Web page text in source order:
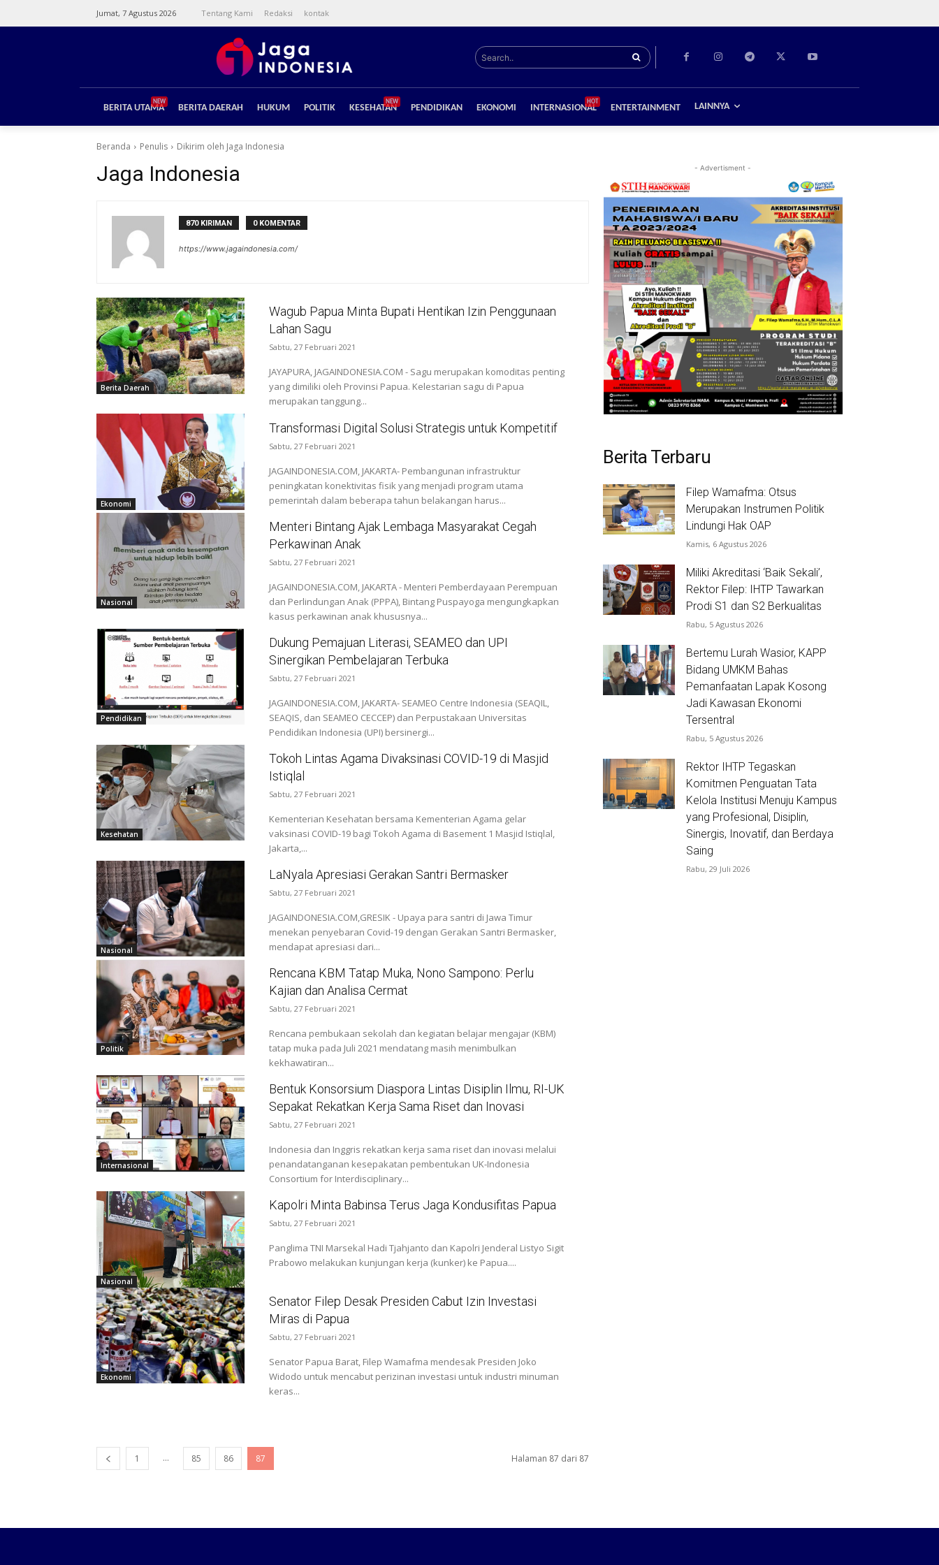
Jumat, 7 Agustus 2026 Tentang Kami Redaksi kontak
Search..
BERITA UTAMA
NEW
BERITA DAERAH HUKUM POLITIK KESEHATAN
NEW
PENDIDIKAN EKONOMI INTERNASIONAL
HOT
ENTERTAINMENT LAINNYA
Beranda Penulis Dikirim oleh Jaga Indonesia
Jaga Indonesia
870 KIRIMAN 0 KOMENTAR
https://www.jagaindonesia.com/
Berita Daerah
Wagub Papua Minta Bupati Hentikan Izin Penggunaan
Lahan Sagu
Sabtu, 27 Februari 2021
JAYAPURA, JAGAINDONESIA.COM - Sagu merupakan komoditas penting
yang dimiliki oleh Provinsi Papua. Kelestarian sagu di Papua
merupakan tanggung...
Ekonomi
Transformasi Digital Solusi Strategis untuk Kompetitif
Sabtu, 27 Februari 2021
JAGAINDONESIA.COM, JAKARTA- Pembangunan infrastruktur
peningkatan konektivitas fisik yang menjadi program utama
pemerintah dalam beberapa tahun belakangan harus...
Nasional
Menteri Bintang Ajak Lembaga Masyarakat Cegah
Perkawinan Anak
Sabtu, 27 Februari 2021
JAGAINDONESIA.COM, JAKARTA - Menteri Pemberdayaan Perempuan
dan Perlindungan Anak (PPPA), Bintang Puspayoga mengungkapkan
kasus perkawinan anak khususnya...
Pendidikan
Dukung Pemajuan Literasi, SEAMEO dan UPI
Sinergikan Pembelajaran Terbuka
Sabtu, 27 Februari 2021
JAGAINDONESIA.COM, JAKARTA- SEAMEO Centre Indonesia (SEAQIL,
SEAQIS, dan SEAMEO CECCEP) dan Perpustakaan Universitas
Pendidikan Indonesia (UPI) bersinergi...
Kesehatan
Tokoh Lintas Agama Divaksinasi COVID-19 di Masjid
Istiqlal
Sabtu, 27 Februari 2021
Kementerian Kesehatan bersama Kementerian Agama gelar
vaksinasi COVID-19 bagi Tokoh Agama di Basement 1 Masjid Istiqlal,
Jakarta,...
Nasional
LaNyala Apresiasi Gerakan Santri Bermasker
Sabtu, 27 Februari 2021
JAGAINDONESIA.COM,GRESIK - Upaya para santri di Jawa Timur
menekan penyebaran Covid-19 dengan Gerakan Santri Bermasker,
mendapat apresiasi dari...
Politik
Rencana KBM Tatap Muka, Nono Sampono: Perlu
Kajian dan Analisa Cermat
Sabtu, 27 Februari 2021
Rencana pembukaan sekolah dan kegiatan belajar mengajar (KBM)
tatap muka pada Juli 2021 mendatang masih menimbulkan
kekhawatiran...
Internasional
Bentuk Konsorsium Diaspora Lintas Disiplin Ilmu, RI-UK
Sepakat Rekatkan Kerja Sama Riset dan Inovasi
Sabtu, 27 Februari 2021
Indonesia dan Inggris rekatkan kerja sama riset dan inovasi melalui
penandatanganan kesepakatan pembentukan UK-Indonesia
Consortium for Interdisciplinary...
Nasional
Kapolri Minta Babinsa Terus Jaga Kondusifitas Papua
Sabtu, 27 Februari 2021
Panglima TNI Marsekal Hadi Tjahjanto dan Kapolri Jenderal Listyo Sigit
Prabowo melakukan kunjungan kerja (kunker) ke Papua....
Ekonomi
Senator Filep Desak Presiden Cabut Izin Investasi
Miras di Papua
Sabtu, 27 Februari 2021
Senator Papua Barat, Filep Wamafma mendesak Presiden Joko
Widodo untuk mencabut perizinan investasi untuk industri minuman
keras...
1 ... 85 86 87 Halaman 87 dari 87
- Advertisment -
Berita Terbaru
Filep Wamafma: Otsus
Merupakan Instrumen Politik
Lindungi Hak OAP
Kamis, 6 Agustus 2026
Miliki Akreditasi ‘Baik Sekali’,
Rektor Filep: IHTP Tawarkan
Prodi S1 dan S2 Berkualitas
Rabu, 5 Agustus 2026
Bertemu Lurah Wasior, KAPP
Bidang UMKM Bahas
Pemanfaatan Lapak Kosong
Jadi Kawasan Ekonomi
Tersentral
Rabu, 5 Agustus 2026
Rektor IHTP Tegaskan
Komitmen Penguatan Tata
Kelola Institusi Menuju Kampus
yang Profesional, Disiplin,
Sinergis, Inovatif, dan Berdaya
Saing
Rabu, 29 Juli 2026